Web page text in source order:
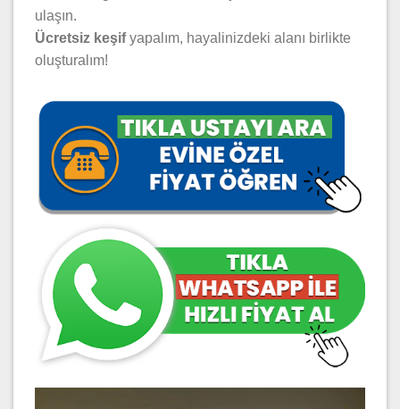
ulaşın.
Ücretsiz keşifyapalım, hayalinizdeki alanı birlikte
oluşturalım!